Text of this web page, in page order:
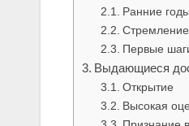
Ранние годы
Первые
Выдающиеся
Открытие
Высокая